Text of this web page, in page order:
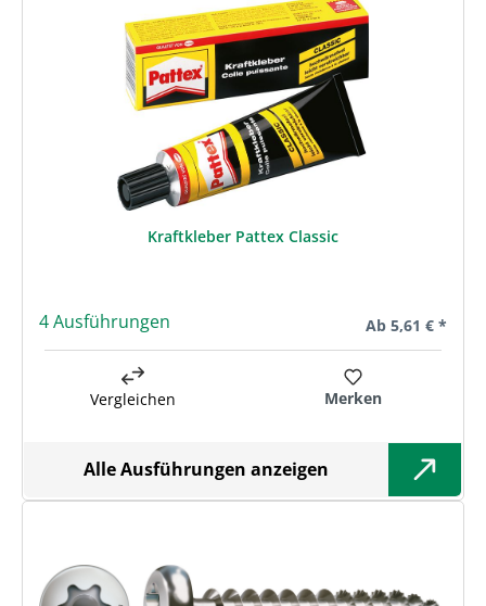
Kraftkleber Pattex Classic
4 Ausführungen Regulärer Preis:
Ab 5,61 € *
Vergleichen Merken
Alle Ausführungen anzeigen